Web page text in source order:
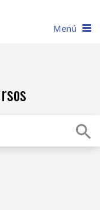
Menú